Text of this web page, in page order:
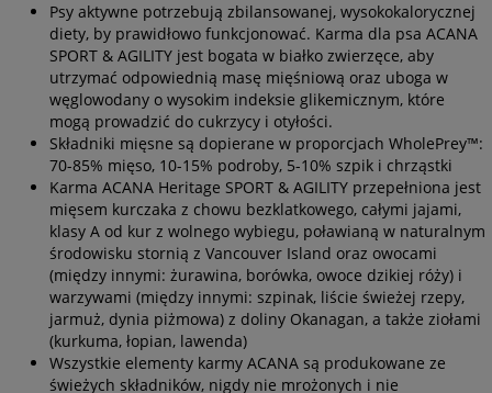
Psy aktywne potrzebują zbilansowanej, wysokokalorycznej
diety, by prawidłowo funkcjonować. Karma dla psa ACANA
SPORT & AGILITY jest bogata w białko zwierzęce, aby
utrzymać odpowiednią masę mięśniową oraz uboga w
węglowodany o wysokim indeksie glikemicznym, które
mogą prowadzić do cukrzycy i otyłości.
Składniki mięsne są dopierane w proporcjach WholePrey™:
70-85% mięso, 10-15% podroby, 5-10% szpik i chrząstki
Karma ACANA Heritage SPORT & AGILITY przepełniona jest
mięsem kurczaka z chowu bezklatkowego, całymi jajami,
klasy A od kur z wolnego wybiegu, poławianą w naturalnym
środowisku stornią z Vancouver Island oraz owocami
(między innymi: żurawina, borówka, owoce dzikiej róży) i
warzywami (między innymi: szpinak, liście świeżej rzepy,
jarmuż, dynia piżmowa) z doliny Okanagan, a także ziołami
(kurkuma, łopian, lawenda)
Wszystkie elementy karmy ACANA są produkowane ze
świeżych składników, nigdy nie mrożonych i nie